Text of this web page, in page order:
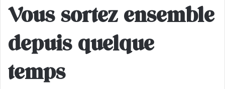
Vous sortez ensemble
depuis quelque
temps